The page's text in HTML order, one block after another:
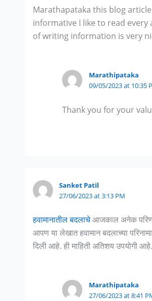
Marathapataka this blog
informative I like to read every
of writing information is very
Marathipataka
09/05/2023 at 10:35
Thank you for your
Sanket Patil
27/06/2023 at 3:13 PM
हवामानातील बदलाचेआजकाल अनेक
आपण या लेखात हवामान बदलाच्या
दिली आहे. ही माहिती अतिशय उपयोगी आहे.
Marathipataka
27/06/2023 at 8:41